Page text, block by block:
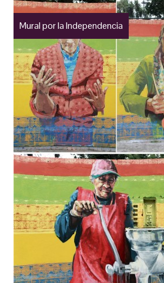
Mural por la Independencia